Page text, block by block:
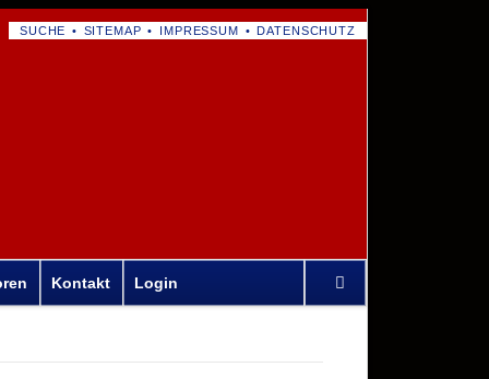
NAVIGATION
SUCHE SITEMAP IMPRESSUM DATENSCHUTZ
überspringen
Kontakt Login